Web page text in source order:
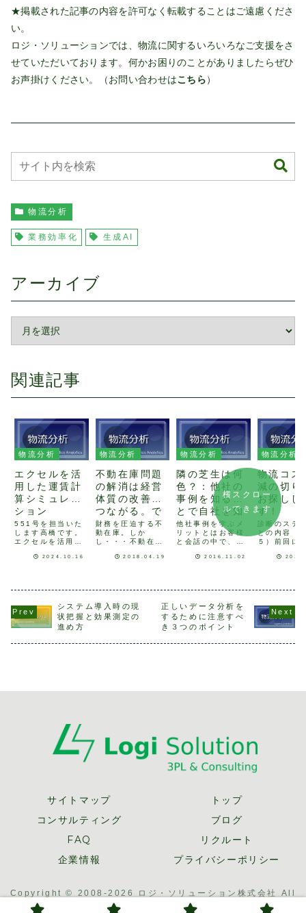
★掲載された記事の内容を許可なく転載することはご遠慮くださ
い。
ロジ・ソリューションでは、物流に関するいろいろなご支援をさ
せていただいております。何かお困りのことがありましたらぜひ
お声掛けください。（お問い合わせはこちら）
物流分析
業務効率化 生成AI
アーカイブ
関連記事
物流分析
エクセルを活
用した運賃計
算シミュレー
ション
551号を担当いた
します高橋です。
エクセルを活用し
物運賃（以下、特
契約する際には、
月間の支払運賃が
どれくらいになる
かを事前に計算
2024.10.16
物流分析
不動在庫問題
の解消は経営
体質の改善に
つながる。で
はどうしたら
不動在庫を減
らせるのか？
財務を圧迫する不
動在庫。しか
し・・・不動在庫
務面で以下のよう
シュフローの悪化
廃却損の発生ま
た、不動在庫を解
消しないまま、総
2018.04.19
物流分析
隣の芝生は何
色？：他社の
事例を知るこ
とで自社を知
る
他社事例を学ぶメ
リットとはお客様
と会話の中で、他
について質問をい
るのですか」「○○
社さんが導入した
設備、うちで導入
すると効果はあり
2016.11.02
物流分析
物流コス
減の切り
お探しし
す！
診断のステ
との内容
５）前回に
とにもう少
行うことか
の状況を把
現場訪問に
横スクロー
ルできます
システム導入時の現
状把握と効果測定の
進め方
正しいデータ分析を
するために注意すべ
き３つのポイント
サイトマップ
トップ
コンサルティング
ブログ
FAQ
リクルート
企業情報
プライバシーポリシー
Copyright © 2008-2026 ロジ・ソリューション株式会社 All
Rights Reserved.